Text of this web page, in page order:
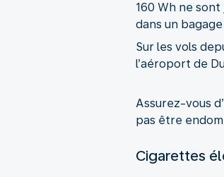
160 Wh ne
dans un bagage
Sur les vols
l’aéroport de
Assurez-vous
pas être
Cigarettes